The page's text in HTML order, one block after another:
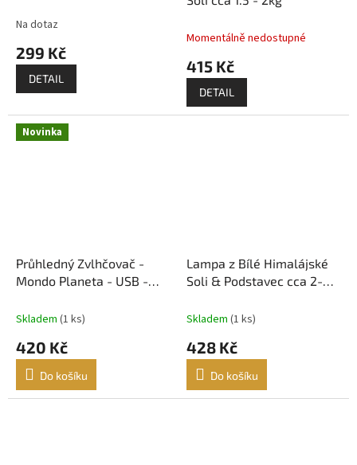
Průměrné
produktu
5
hvězdiček.
Na dotaz
299 Kč
DETAIL
Momentálně nedostupné
415 Kč
DETAIL
Novinka
Průhledný Zvlhčovač -
Mondo Planeta - USB -
Skladem (1 ks)
420 Kč
Do košíku
Lampa z Bílé Himalájské
Soli & Podstavec cca 2-
Skladem (1 ks)
428 Kč
Do košíku